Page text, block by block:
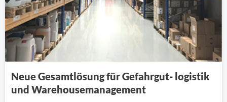
Neue Gesamtlösung für Gefahrgut- logistik
und Warehousemanagement